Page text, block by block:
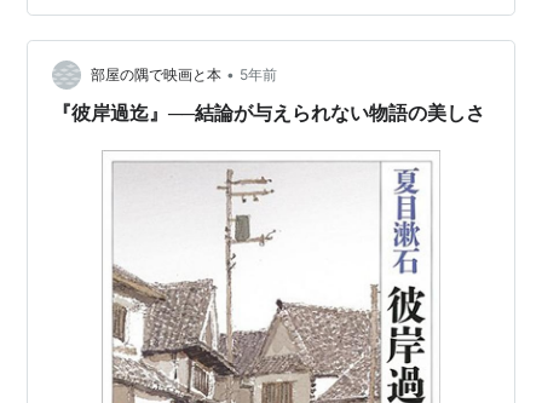
代子、二人の心がテーマになる。理性の人須永と感情の
人千代子は、お互い惹かれながらも一緒になることがで
きない。その苦しさが書かれている。 ＊ ＊ ＊ 「彼岸過
迄について」という漱石の前書きの中に、次のような記
部屋の隅で映画と本 • 5年前
『彼岸過迄』──結論が与えられない物語の美しさ